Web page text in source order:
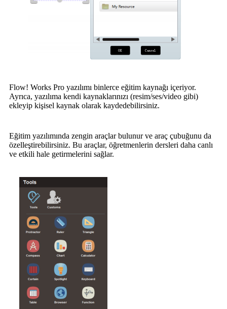
Flow! Works Pro yazılımı binlerce eğitim kaynağı içeriyor.
Ayrıca, yazılıma kendi kaynaklarınızı (resim/ses/video gibi)
ekleyip kişisel kaynak olarak kaydedebilirsiniz.
Eğitim yazılımında zengin araçlar bulunur ve araç çubuğunu da
özelleştirebilirsiniz. Bu araçlar, öğretmenlerin dersleri daha canlı
ve etkili hale getirmelerini sağlar.